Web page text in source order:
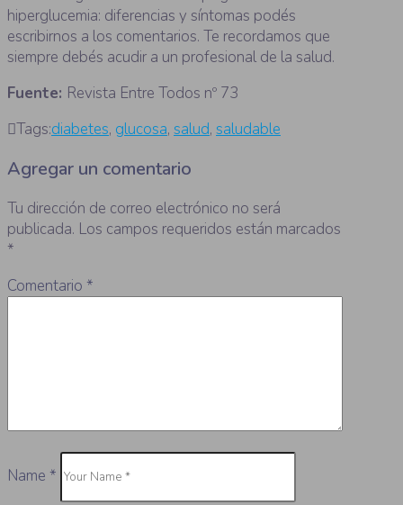
hiperglucemia: diferencias y síntomas podés
escribirnos a los comentarios. Te recordamos que
siempre debés acudir a un profesional de la salud.
Fuente: Revista Entre Todos nº 73
Tags:diabetes, glucosa, salud, saludable
Agregar un comentario
Tu dirección de correo electrónico no será
publicada. Los campos requeridos están marcados
*
Comentario *
Name *